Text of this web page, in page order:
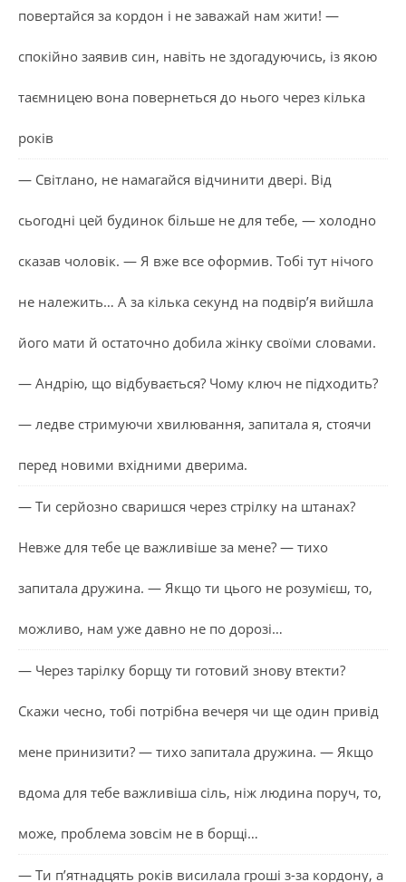
повертайся за кордон і не заважай нам жити! —
спокійно заявив син, навіть не здогадуючись, із якою
таємницею вона повернеться до нього через кілька
років
— Світлано, не намагайся відчинити двері. Від
сьогодні цей будинок більше не для тебе, — холодно
сказав чоловік. — Я вже все оформив. Тобі тут нічого
не належить… А за кілька секунд на подвір’я вийшла
його мати й остаточно добила жінку своїми словами.
— Андрію, що відбувається? Чому ключ не підходить?
— ледве стримуючи хвилювання, запитала я, стоячи
перед новими вхідними дверима.
— Ти серйозно сваришся через стрілку на штанах?
Невже для тебе це важливіше за мене? — тихо
запитала дружина. — Якщо ти цього не розумієш, то,
можливо, нам уже давно не по дорозі…
— Через тарілку борщу ти готовий знову втекти?
Скажи чесно, тобі потрібна вечеря чи ще один привід
мене принизити? — тихо запитала дружина. — Якщо
вдома для тебе важливіша сіль, ніж людина поруч, то,
може, проблема зовсім не в борщі…
— Ти п’ятнадцять років висилала гроші з-за кордону, а